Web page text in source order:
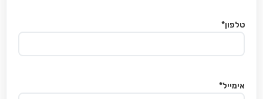
טלפון*
אימייל*